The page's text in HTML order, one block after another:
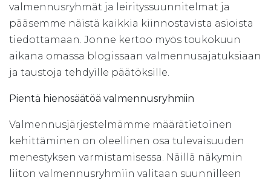
valmennusryhmät ja leirityssuunnitelmat ja
pääsemme näistä kaikkia kiinnostavista asioista
tiedottamaan. Jonne kertoo myös toukokuun
aikana omassa blogissaan valmennusajatuksiaan
ja taustoja tehdyille päätöksille.
Pientä hienosäätöä valmennusryhmiin
Valmennusjärjestelmämme määrätietoinen
kehittäminen on oleellinen osa tulevaisuuden
menestyksen varmistamisessa. Näillä näkymin
liiton valmennusryhmiin valitaan suunnilleen